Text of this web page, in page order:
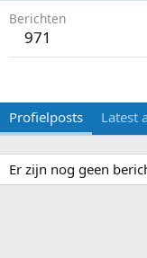
Berichten
971
Profielposts Latest
Er zijn nog geen